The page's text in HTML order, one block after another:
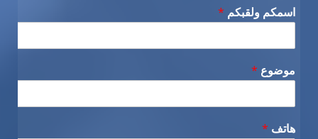
اسمكم ولقبكم *
موضوع *
هاتف *